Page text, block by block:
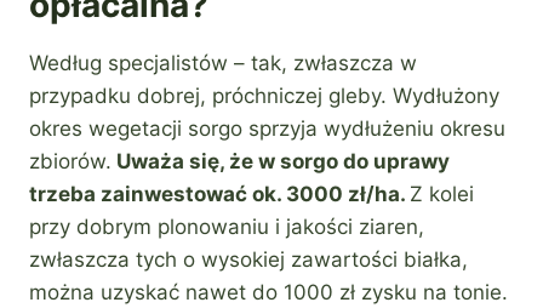
Według specjalistów – tak, zwłaszcza w
przypadku dobrej, próchniczej gleby. Wydłużony
okres wegetacji sorgo sprzyja wydłużeniu okresu
zbiorów. Uważa się, że w sorgo do uprawy
trzeba zainwestować ok. 3000 zł/ha. Z kolei
przy dobrym plonowaniu i jakości ziaren,
zwłaszcza tych o wysokiej zawartości białka,
można uzyskać nawet do 1000 zł zysku na tonie.